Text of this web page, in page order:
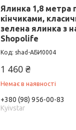
Ялинка 1,8 метра
кінчиками,
зелена ялинка з
Shopolife
shad-АБИ0004
1 460 ₴
Немає в наявності
+380 (98) 956-00-83
Kyivstar